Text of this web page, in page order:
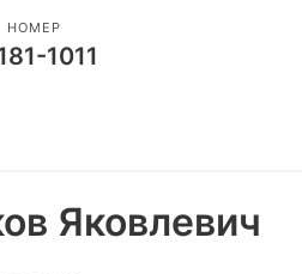
НОМЕР
1011
Яковлевич